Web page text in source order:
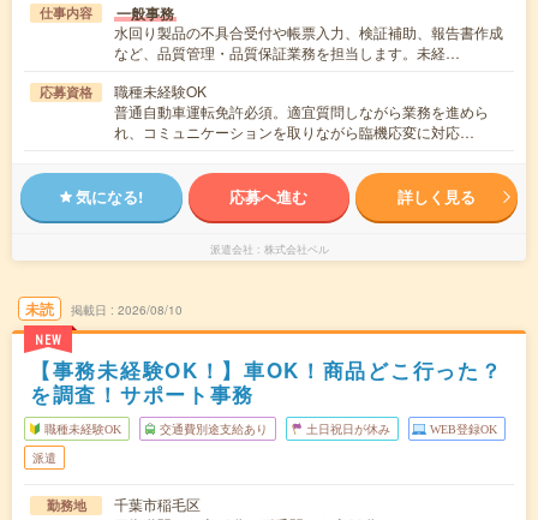
仕事内容 一般事務
水回り製品の不具合受付や帳票入力、検証補助、報告書作成
など、品質管理・品質保証業務を担当します。未経…
応募資格
職種未経験OK
普通自動車運転免許必須。適宜質問しながら業務を進めら
れ、コミュニケーションを取りながら臨機応変に対応…
気になる! 応募へ進む 詳しく見る
派遣会社 株式会社ベル
未読
NEW
掲載日 2026/08/10
【事務未経験OK！】車OK！商品どこ行った？
を調査！サポート事務
職種未経験OK 交通費別途支給あり 土日祝日が休み WEB登録OK
派遣
勤務地
千葉市稲毛区